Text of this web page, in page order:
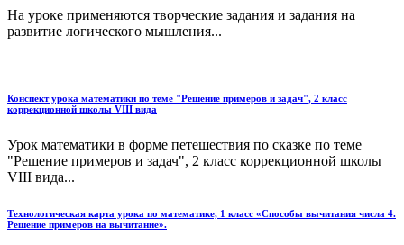
На уроке применяются творческие задания и задания на
развитие логического мышления...
Конспект урока математики по теме "Решение примеров и задач", 2 класс
коррекционной школы VIII вида
Урок математики в форме петешествия по сказке по теме
"Решение примеров и задач", 2 класс коррекционной школы
VIII вида...
Технологическая карта урока по математике, 1 класс «Способы вычитания числа 4.
Решение примеров на вычитание».